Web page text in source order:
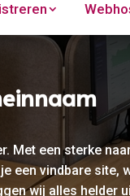
een sterke
vindbare site,
wij alles helder